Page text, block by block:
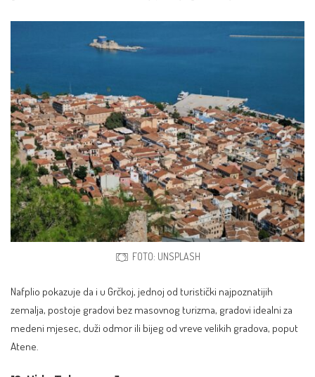
FOTO: UNSPLASH
Nafplio pokazuje da i u Grčkoj, jednoj od turistički najpoznatijih
zemalja, postoje gradovi bez masovnog turizma, gradovi idealni za
medeni mjesec, duži odmor ili bijeg od vreve velikih gradova, poput
Atene.